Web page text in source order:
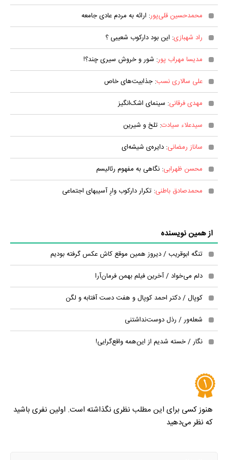
محمدحسین قلی‌پور: ارائه به مردم عادی جامعه
راد شهبازی: این بود دارکوب شعیبی ؟
مدیسا مهراب پور: شور و خروش سیری چند؟!
علی سالاری نسب: جذابیت‌های خاص
مهدی فرقانی: سینمای اشک‌انگیز
سیدعلاء سیادت: تلخ و شیرین
ساناز رمضانی: دایره‌ی شیشه‌ای
محسن ظهرابی: نگاهی به مفهوم رئالیسم
محمدصادق باطنی: تکرار دارکوب وارِ آسیبهای اجتماعی
از همین نویسنده
تنگه ابوقریب / دیروز همین موقع کاش عکس گرفته بودیم
دلم می‌خواد / آخرین فیلم بهمن فرمان‌آرا
کوپال / دکتر احمد کوپال و هفت دست آفتابه و لگن
شعله‌ور / رذل دوست‌نداشتنی
نگار / خسته شدیم از این‌همه واقع‌گرایی!
هنوز کسی برای این مطلب نظری نگذاشته است. اولین نفری باشید
که نظر می‌دهید